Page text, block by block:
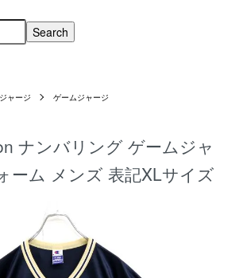
ャージ ゲームジャージ
ナンバリング ゲームジャ
ーム メンズ 表記XLサイズ